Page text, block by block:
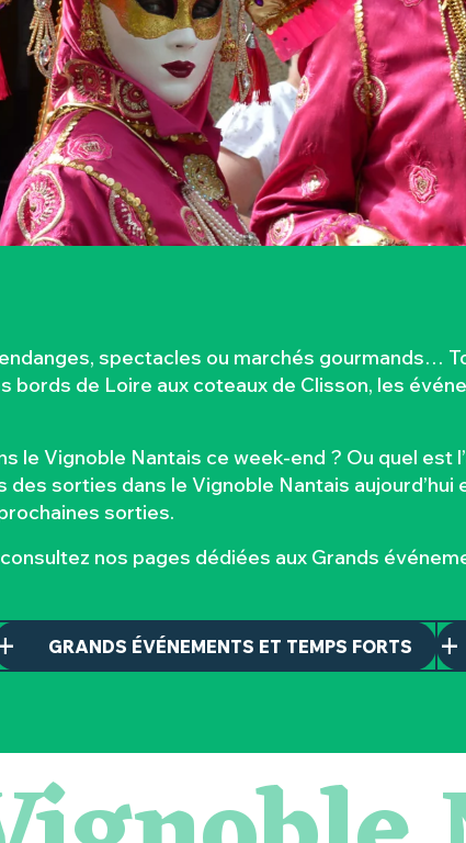
spectacles ou marchés gourmands…
bords de Loire aux coteaux de Clisson, les
le Vignoble Nantais ce week-end ? Ou quel est
sorties dans le Vignoble Nantais aujourd’hui
sorties.
nos pages dédiées aux Grands
GRANDS ÉVÉNEMENTS ET TEMPS FORTS